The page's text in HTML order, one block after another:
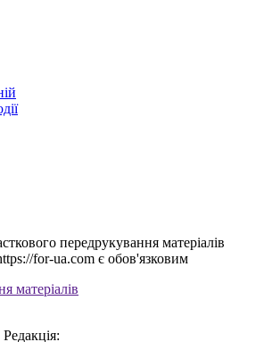
передрукування матеріалів
for-ua.com є обов'язковим
матеріалів
Редакція: